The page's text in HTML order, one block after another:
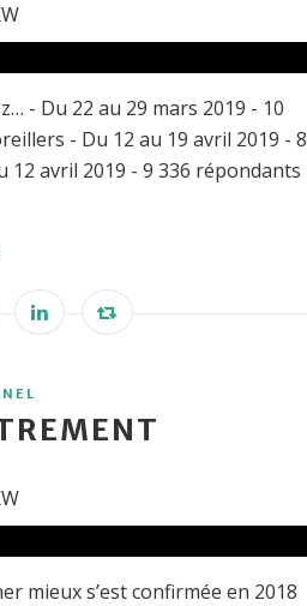
- Du 22 au 29 mars 2019 - 10
- Du 12 au 19 avril 2019 - 8
12 avril 2019 - 9 336 répondants
mieux s’est confirmée en 2018